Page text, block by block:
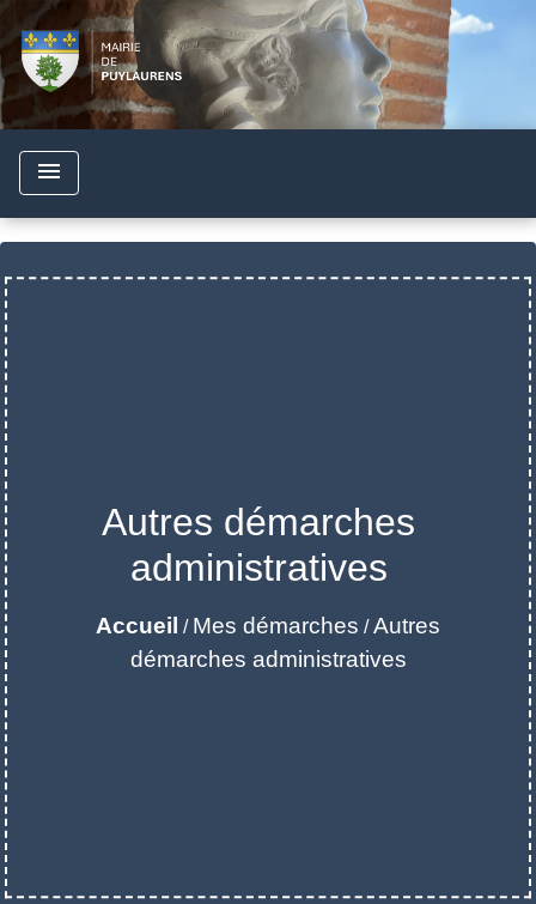
menu
Autres démarches
administratives
Accueil / Mes démarches /Autres
démarches administratives